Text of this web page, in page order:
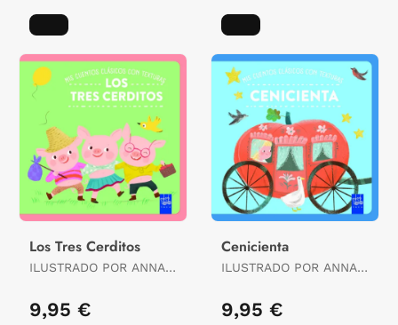
Los Tres Cerditos
ILUSTRADO POR ANNA
9,95 €
Cenicienta
ILUSTRADO POR ANNA
9,95 €